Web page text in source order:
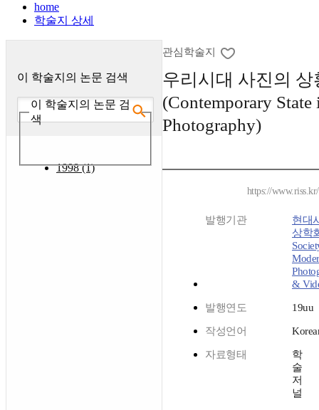
home
학술지 상세
이 학술지의 논문 검색
이 학술지의 논문 검
색
1998 (1)
관심학술지
우리시대 사진의
(Contemporary State
Photography)
https://
발행기관
현대
상학
&
발행연도 19uu
작성언어
자료형태
학
술
저
널